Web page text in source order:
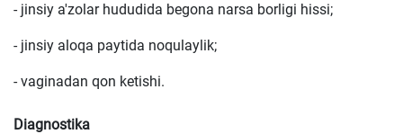
- jinsiy a'zolar hududida begona narsa borligi hissi;
- jinsiy aloqa paytida noqulaylik;
- vaginadan qon ketishi.
Diagnostika